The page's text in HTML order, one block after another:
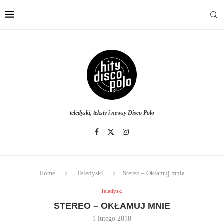
teledyski, teksty i newsy Disco Polo
Home Teledyski Stereo – Okłamuj mnie
Teledyski
STEREO – OKŁAMUJ MNIE
1 lutego 2018